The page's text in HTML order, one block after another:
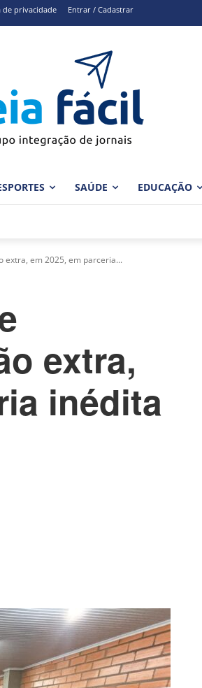
de privacidade Entrar / Cadastrar
SAÚDE EDUCAÇÃO
extra, em 2025, em parceria...
extra,
inédita